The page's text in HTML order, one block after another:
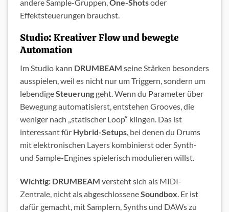
andere Sample-Gruppen, One-Shotsoder
Effektsteuerungen brauchst.
Studio: Kreativer Flow und bewegte
Automation
Im Studio kann DRUMBEAM seine Stärken besonders
ausspielen, weil es nicht nur um Triggern, sondern um
lebendigeSteuerunggeht. Wenn du Parameter über
Bewegung automatisierst, entstehen Grooves, die
weniger nach „statischer Loop“ klingen. Das ist
interessant für Hybrid-Setups, bei denen du Drums
mit elektronischen Layers kombinierst oder Synth-
und Sample-Engines spielerisch modulieren willst.
Wichtig: DRUMBEAM versteht sich als MIDI-
Zentrale, nicht als abgeschlosseneSoundbox. Er ist
dafür gemacht, mit Samplern, Synths und DAWs zu